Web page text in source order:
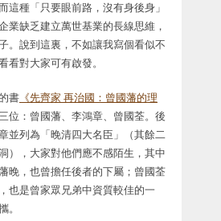
這種「只要眼前路，沒有身後身」
業缺乏建立萬世基業的長線思維，
。說到這裏，不如讓我寫個看似不
看對大家可有啟發。
書 《先齊家 再治國：曾國藩的理
位：曾國藩、李鴻章、曾國荃。後
並列為「晚清四大名臣」（其餘二
），大家對他們應不感陌生，其中
晚，也曾擔任後者的下屬；曾國荃
也是曾家眾兄弟中資質較佳的一
。